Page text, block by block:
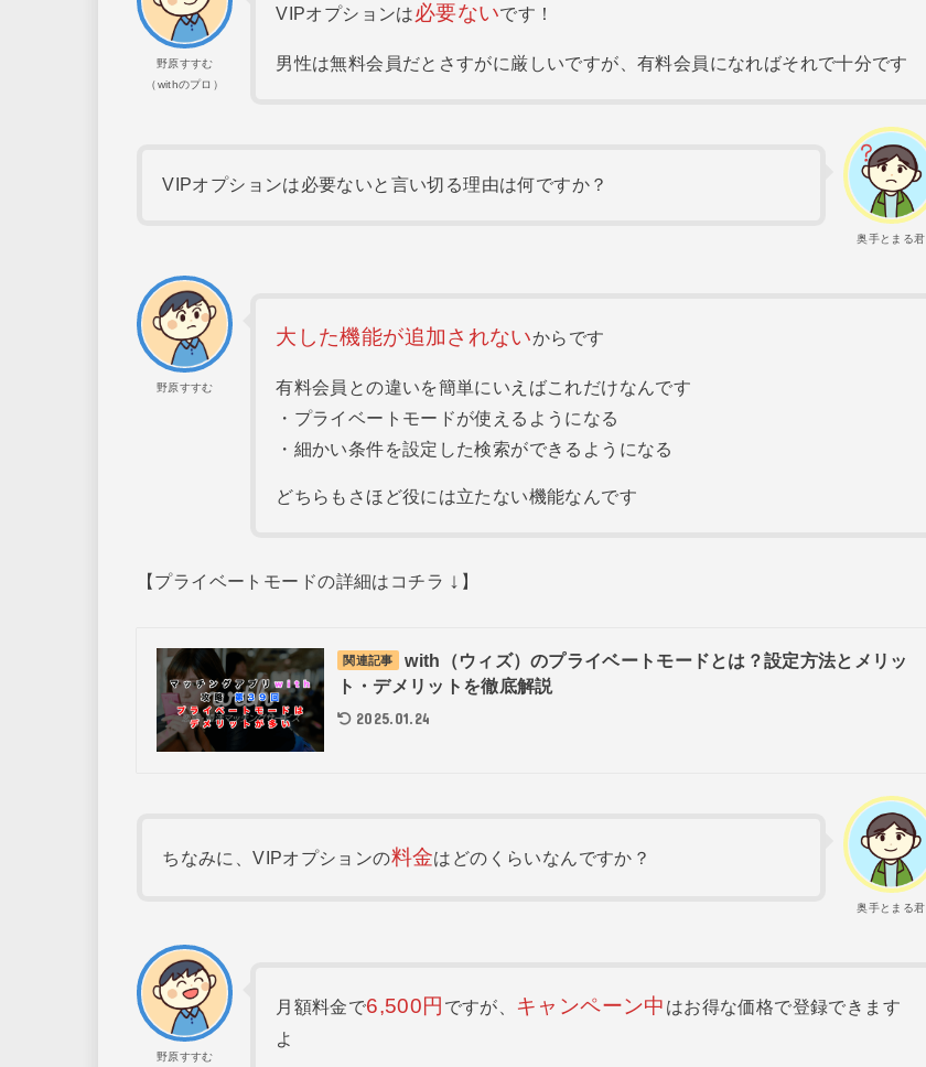
野原すすむ
（withのプロ）
VIPオプションは必要ないです！
男性は無料会員だとさすがに厳しいですが、有料会員になればそれで十分です
奥手とまる君
VIPオプションは必要ないと言い切る理由は何ですか？
野原すすむ
大した機能が追加されないからです
有料会員との違いを簡単にいえばこれだけなんです
・プライベートモードが使えるようになる
・細かい条件を設定した検索ができるようになる
どちらもさほど役には立たない機能なんです
【プライベートモードの詳細はコチラ ↓ 】
関連記事
with（ウィズ）のプライベートモードとは？設定方法とメリッ
ト・デメリットを徹底解説
2025.01.24
奥手とまる君
ちなみに、VIPオプションの料金はどのくらいなんですか？
野原すすむ
月額料金で6,500円 ですが、 キャンペーン中 はお得な価格で登録できます
よ